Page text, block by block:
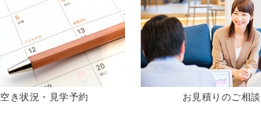
空き状況・見学予約 お見積りのご相談